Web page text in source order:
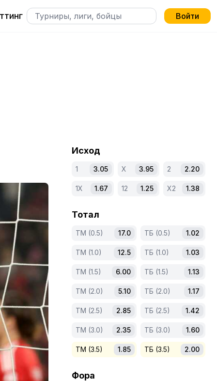
Войти
Исход
1 3.05 X 3.95 2 2.20
1X 1.67 12 1.25 X2 1.38
Тотал
ТМ (0.5) 17.0 ТБ (0.5) 1.02
ТМ (1.0) 12.5 ТБ (1.0) 1.03
ТМ (1.5) 6.00 ТБ (1.5) 1.13
ТМ (2.0) 5.10 ТБ (2.0) 1.17
ТМ (2.5) 2.85 ТБ (2.5) 1.42
ТМ (3.0) 2.35 ТБ (3.0) 1.60
ТМ (3.5) 1.85 ТБ (3.5) 2.00
Фора